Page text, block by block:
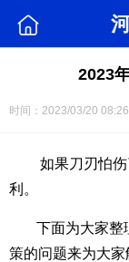
2023
时间：2023/03/20
如果刀刃怕
利。
下面为大家整
策的问题来为大